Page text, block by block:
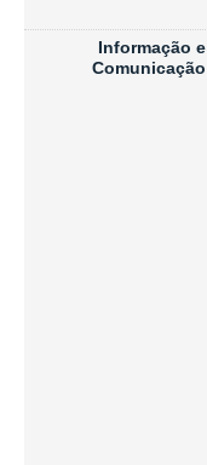
Informação e
Comunicação